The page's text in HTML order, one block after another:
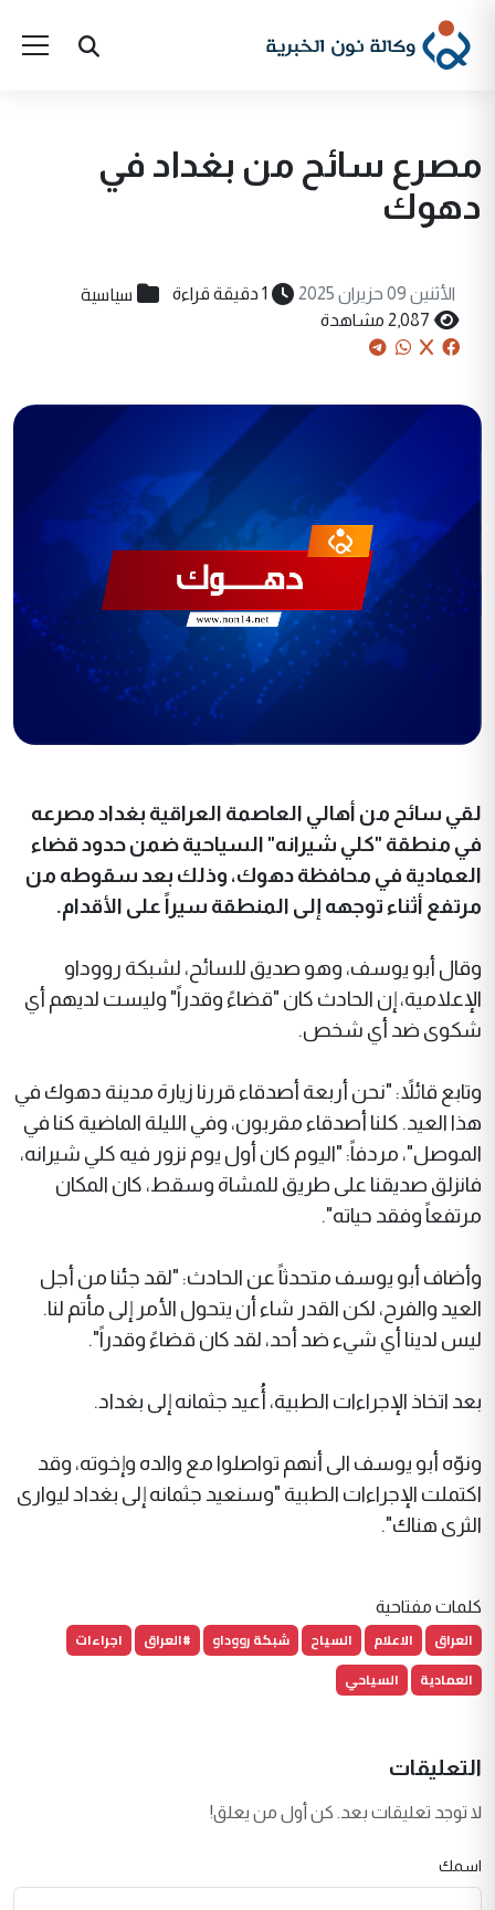
مصرع سائح من بغداد في
دهوك
الأثنين 09 حزيران 2025 1 دقيقة قراءة سياسية
2,087 مشاهدة
لقي سائح من أهالي العاصمة العراقية بغداد مصرعه
في منطقة "كلي شيرانه" السياحية ضمن حدود قضاء
العمادية في محافظة دهوك، وذلك بعد سقوطه من
مرتفع أثناء توجهه إلى المنطقة سيراً على الأقدام.
وقال أبو يوسف، وهو صديق للسائح، لشبكة رووداو
الإعلامية، إن الحادث كان "قضاءً وقدراً" وليست لديهم أي
شكوى ضد أي شخص.
وتابع قائلاً: "نحن أربعة أصدقاء قررنا زيارة مدينة دهوك في
هذا العيد. كلنا أصدقاء مقربون، وفي الليلة الماضية كنا في
الموصل"، مردفاً: "اليوم كان أول يوم نزور فيه كلي شيرانه،
فانزلق صديقنا على طريق للمشاة وسقط، كان المكان
مرتفعاً وفقد حياته".
وأضاف أبو يوسف متحدثاً عن الحادث: "لقد جئنا من أجل
العيد والفرح، لكن القدر شاء أن يتحول الأمر إلى مأتم لنا.
ليس لدينا أي شيء ضد أحد، لقد كان قضاءً وقدراً".
بعد اتخاذ الإجراءات الطبية، أُعيد جثمانه إلى بغداد.
ونوّه أبو يوسف الى أنهم تواصلوا مع والده وإخوته، وقد
اكتملت الإجراءات الطبية "وسنعيد جثمانه إلى بغداد ليوارى
الثرى هناك".
كلمات مفتاحية
العراق الاعلام السياح شبكة رووداو #العراق
اجراءات
العمادية
السياحي
التعليقات
لا توجد تعليقات بعد. كن أول من يعلق!
اسمك